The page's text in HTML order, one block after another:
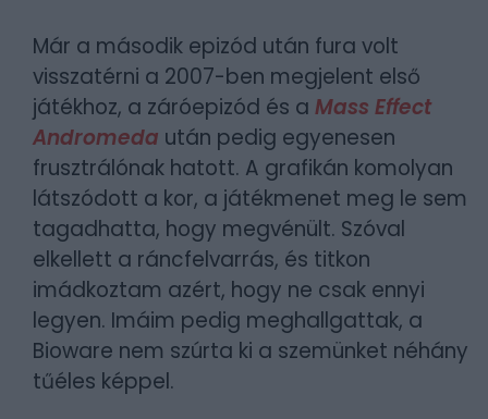
Már a második epizód után fura volt
visszatérni a 2007-ben megjelent első
játékhoz, a záróepizód és a Mass Effect
Andromeda után pedig egyenesen
frusztrálónak hatott. A grafikán komolyan
látszódott a kor, a játékmenet meg le sem
tagadhatta, hogy megvénült. Szóval
elkellett a ráncfelvarrás, és titkon
imádkoztam azért, hogy ne csak ennyi
legyen. Imáim pedig meghallgattak, a
Bioware nem szúrta ki a szemünket néhány
tűéles képpel.